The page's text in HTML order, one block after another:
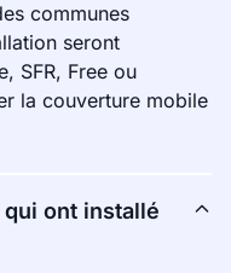
communes
seront
SFR, Free ou
la couverture mobile
ont installé